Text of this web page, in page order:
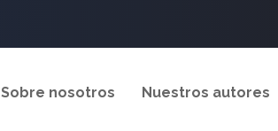
Sobre nosotros Nuestros autores